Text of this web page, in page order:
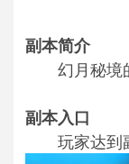
副本简介
幻月秘境的
副本入口
玩家达到副